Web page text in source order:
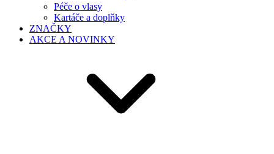
Péče o vlasy
Kartáče a doplňky
ZNAČKY
AKCE A NOVINKY